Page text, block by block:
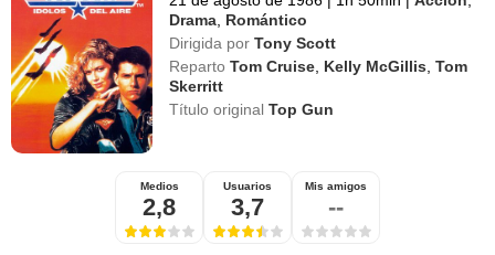
Drama Romántico
Dirigida por Tony Scott
Reparto Tom Cruise Kelly McGillis ,Tom
Skerritt
Título originalTop Gun
Medios
2,8
Usuarios
3,7
Mis amigos
--